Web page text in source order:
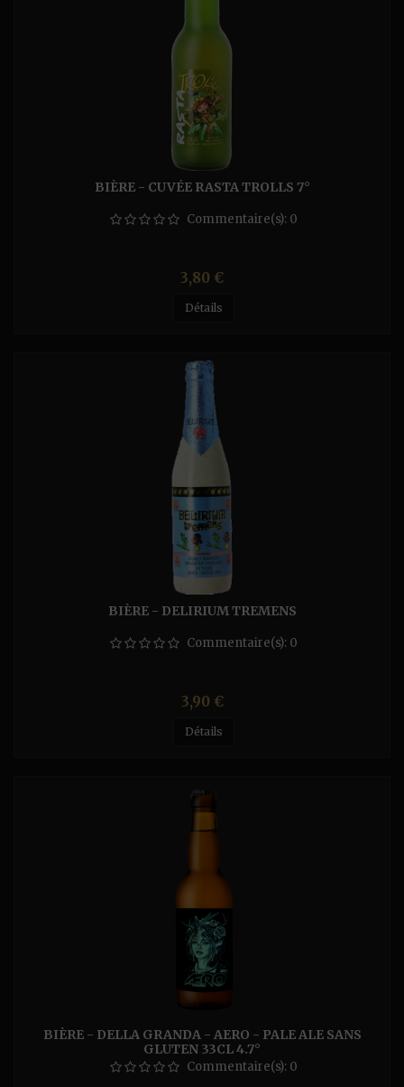
BIÈRE - CUVÉE RASTA TROLLS 7°
Commentaire(s): 0
Prix
3,80 €
Détails
BIÈRE - DELIRIUM TREMENS
Commentaire(s): 0
Prix
3,90 €
Détails
BIÈRE - DELLA GRANDA - AERO - PALE ALE SANS
GLUTEN 33CL 4.7°
Commentaire(s): 0